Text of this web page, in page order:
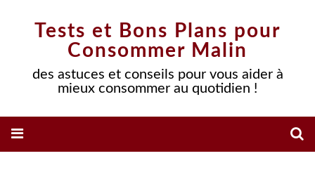
Tests et Bons Plans pour
Consommer Malin
des astuces et conseils pour vous aider à
mieux consommer au quotidien !